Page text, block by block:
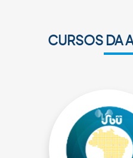
CURSOS DA